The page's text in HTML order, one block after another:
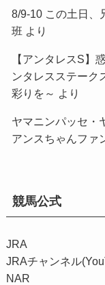
8/9-10 この土日、
班 より
【アンタレスS】
ンタレスステーク
彩りを～ より
ヤマニンパッセ・
アンスちゃんファ
競馬公式
JRA
JRAチャンネル
NAR